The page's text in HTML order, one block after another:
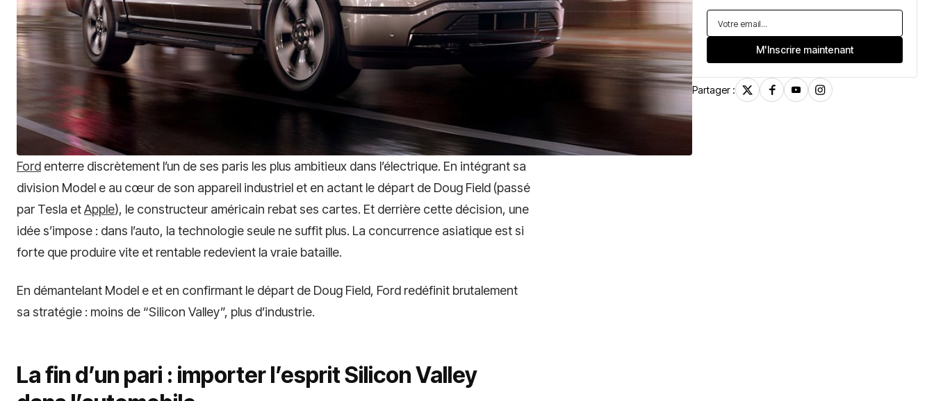
Ford enterre discrètement l’un de ses paris les plus ambitieux dans l’électrique. En intégrant sa
division Model e au cœur de son appareil industriel et en actant le départ de Doug Field (passé
par Tesla etApple), le constructeur américain rebat ses cartes. Et derrière cette décision, une
idée s’impose : dans l’auto, la technologie seule ne suffit plus. La concurrence asiatique est si
forte que produire vite et rentable redevient la vraie bataille.
En démantelant Model e et en confirmant le départ de Doug Field, Ford redéfinit brutalement
sa stratégie : moins de “Silicon Valley”, plus d’industrie.
La fin d’un pari : importer l’esprit Silicon Valley
Partager :